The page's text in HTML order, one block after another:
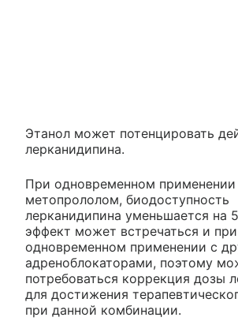
Этанол может потенцировать
лерканидипина.
При одновременном применении
метопрололом, биодоступность
лерканидипина уменьшается на
эффект может встречаться и при
одновременном применении с
адреноблокаторами, поэтому
потребоваться коррекция дозы
для достижения
при данной комбинации.